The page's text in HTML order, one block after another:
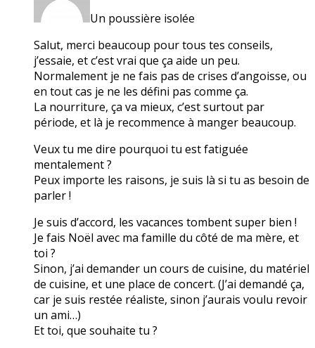
Un poussière isolée
Salut, merci beaucoup pour tous tes conseils,
j’essaie, et c’est vrai que ça aide un peu.
Normalement je ne fais pas de crises d’angoisse, ou
en tout cas je ne les défini pas comme ça.
La nourriture, ça va mieux, c’est surtout par
période, et là je recommence à manger beaucoup.
Veux tu me dire pourquoi tu est fatiguée
mentalement ?
Peux importe les raisons, je suis là si tu as besoin de
parler !
Je suis d’accord, les vacances tombent super bien !
Je fais Noël avec ma famille du côté de ma mère, et
toi ?
Sinon, j’ai demander un cours de cuisine, du matériel
de cuisine, et une place de concert. (J’ai demandé ça,
car je suis restée réaliste, sinon j’aurais voulu revoir
un ami…)
Et toi, que souhaite tu ?